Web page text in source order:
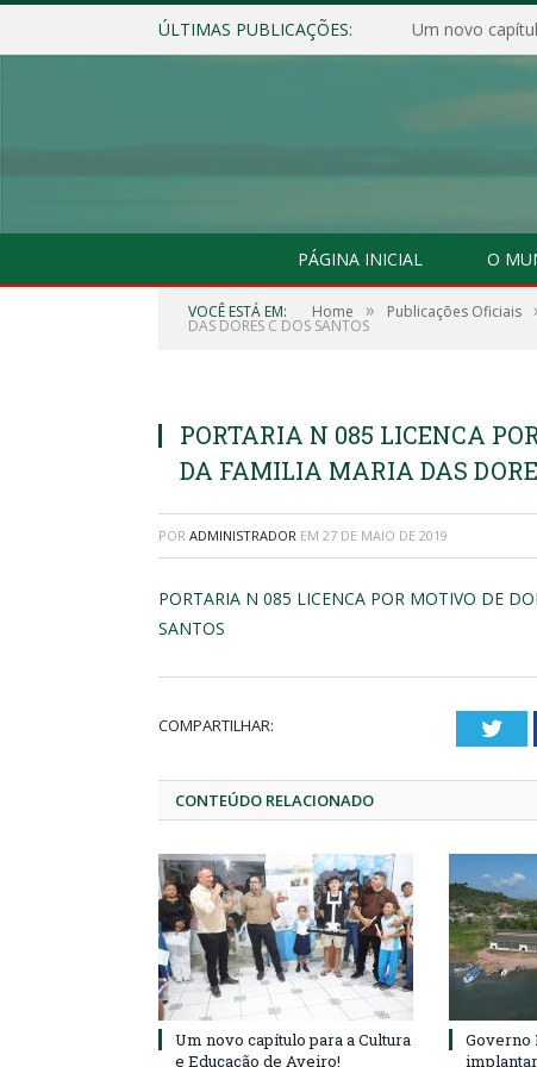
ÚLTIMAS PUBLICAÇÕES: Um novo
PÁGINA INICIAL O
VOCÊ ESTÁ EM: Home » Publicações Oficiais
DAS DORES C DOS SANTOS
PORTARIA N 085 LICENCA
DA FAMILIA MARIA DAS
POR ADMINISTRADOR EM 27 DE MAIO DE 2019
PORTARIA N 085 LICENCA POR MOTIVO DE
SANTOS
COMPARTILHAR:
CONTEÚDO RELACIONADO
Um novo capítulo para a Cultura
e Educação de Aveiro!
Governo